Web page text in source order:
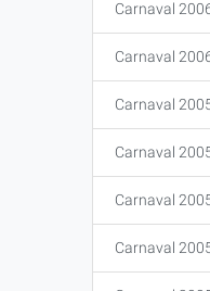
Carnaval
Carnaval
Carnaval
Carnaval
Carnaval
Carnaval